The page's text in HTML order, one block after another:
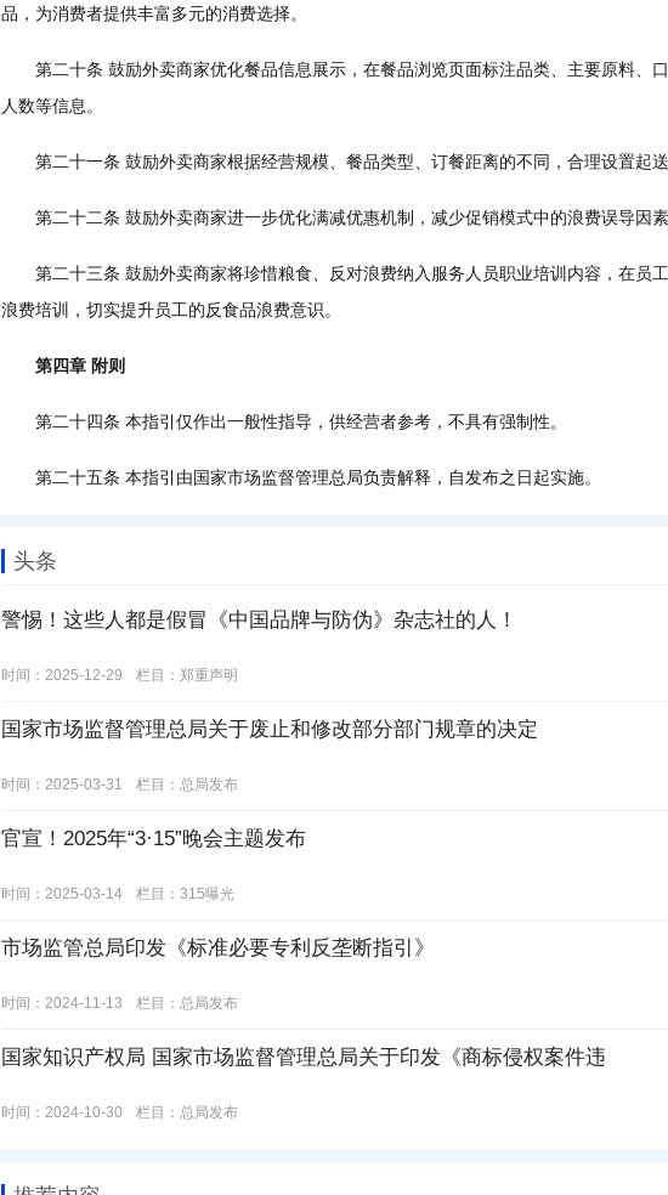
品，为消费者提供丰富多元的消费选择。
第二十条 鼓励外卖商家优化餐品信息展示，在餐品浏览页面标注品类、主要原料、
人数等信息。
第二十一条 鼓励外卖商家根据经营规模、餐品类型、订餐距离的不同，合理设置起送
第二十二条 鼓励外卖商家进一步优化满减优惠机制，减少促销模式中的浪费误导因素
第二十三条 鼓励外卖商家将珍惜粮食、反对浪费纳入服务人员职业培训内容，在员
浪费培训，切实提升员工的反食品浪费意识。
第四章 附则
第二十四条 本指引仅作出一般性指导，供经营者参考，不具有强制性。
第二十五条 本指引由国家市场监督管理总局负责解释，自发布之日起实施。
头条
警惕！这些人都是假冒《中国品牌与防伪》杂志社的人！
时间：2025-12-29 栏目： 郑重声明
国家市场监督管理总局关于废止和修改部分部门规章的决定
时间：2025-03-31 栏目： 总局发布
官宣！2025年“3·15”晚会主题发布
时间：2025-03-14 栏目： 315曝光
市场监管总局印发《标准必要专利反垄断指引》
时间：2024-11-13 栏目： 总局发布
国家知识产权局 国家市场监督管理总局关于印发《商标侵权案件违
时间：2024-10-30 栏目： 总局发布